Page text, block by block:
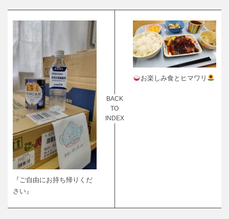
『ご自由にお持ち帰りくだ
さい』
BACK
TO
INDEX
お楽しみ食とヒマワリ